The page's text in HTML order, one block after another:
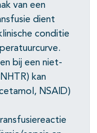
van een
dient
conditie
bij een niet-
kan
NSAID)